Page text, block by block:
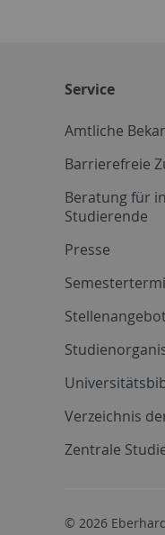
Service
Amtliche
Barrierefreie
Beratung für
Studierende
Presse
Verzeichnis
Zentrale
© 2026